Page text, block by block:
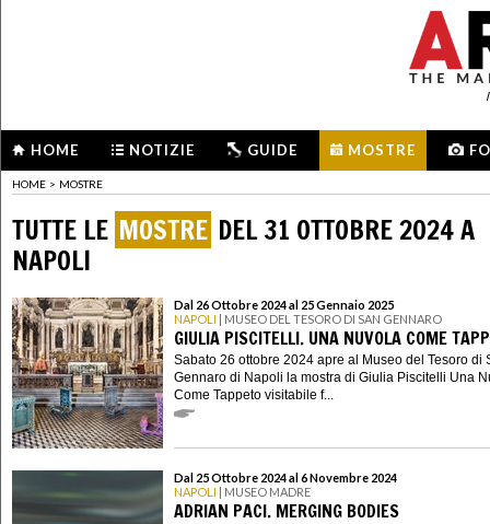
HOME NOTIZIE GUIDE MOSTRE
HOME > MOSTRE
TUTTE LE MOSTRE DEL 31 OTTOBRE 2024 A
NAPOLI
Dal 26 Ottobre 2024 al 25 Gennaio 2025
NAPOLI | MUSEO DEL TESORO DI SAN GENNARO
GIULIA PISCITELLI. UNA NUVOLA COME
Sabato 26 ottobre 2024 apre al Museo del Tesoro di
Gennaro di Napoli la mostra di Giulia Piscitelli Una
Come Tappeto visitabile f...
Dal 25 Ottobre 2024 al 6 Novembre 2024
NAPOLI | MUSEO MADRE
ADRIAN PACI. MERGING BODIES